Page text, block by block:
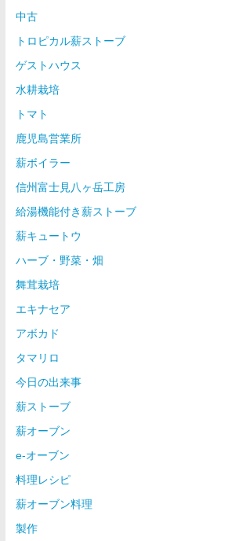
中古
トロピカル薪ストーブ
ゲストハウス
水耕栽培
トマト
鹿児島営業所
薪ボイラー
信州富士見八ヶ岳工房
給湯機能付き薪ストーブ
薪キュートウ
ハーブ・野菜・畑
舞茸栽培
エキナセア
アボカド
タマリロ
今日の出来事
薪ストーブ
薪オーブン
e-オーブン
料理レシピ
薪オーブン料理
製作